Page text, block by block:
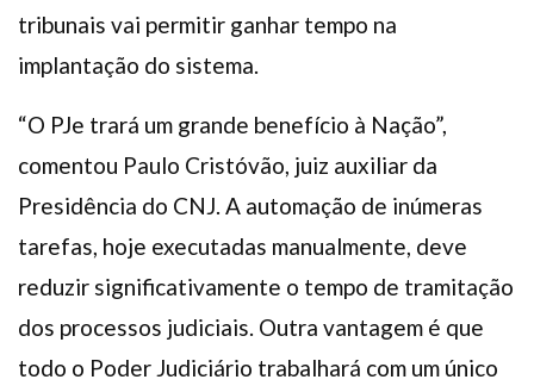
tribunais vai permitir ganhar tempo na
implantação do sistema.
“O PJe trará um grande benefício à Nação”,
comentou Paulo Cristóvão, juiz auxiliar da
Presidência do CNJ. A automação de inúmeras
tarefas, hoje executadas manualmente, deve
reduzir significativamente o tempo de tramitação
dos processos judiciais. Outra vantagem é que
todo o Poder Judiciário trabalhará com um único